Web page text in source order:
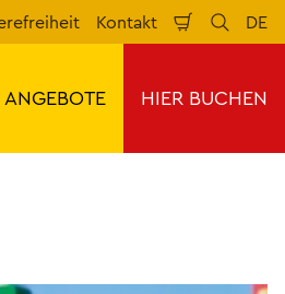
Kontakt Warenkorb
DE
ANGEBOTE HIER BUCHEN